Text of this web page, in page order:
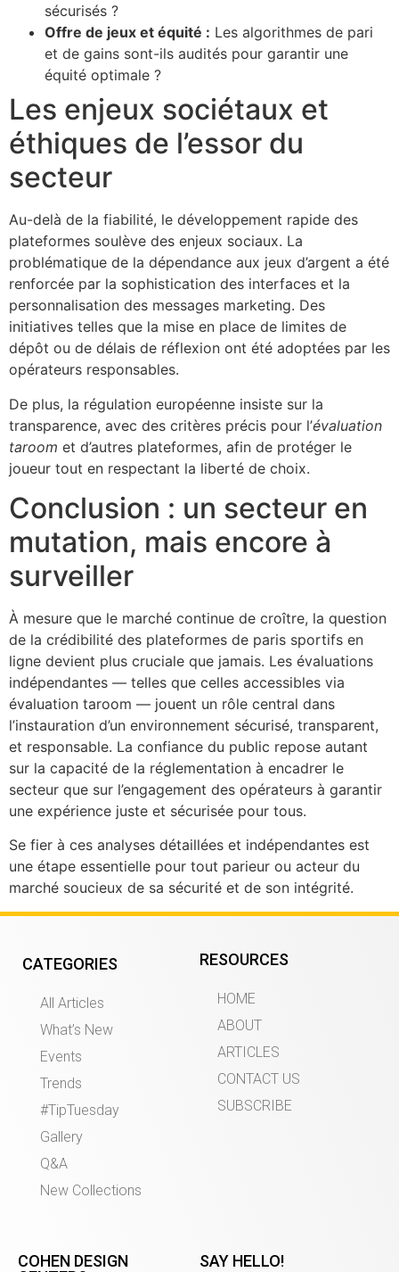
sécurisés ?
Offre de jeux et équité : Les algorithmes de pari
et de gains sont-ils audités pour garantir une
équité optimale ?
Les enjeux sociétaux et
éthiques de l’essor du
secteur
Au-delà de la fiabilité, le développement rapide des
plateformes soulève des enjeux sociaux. La
problématique de la dépendance aux jeux d’argent a été
renforcée par la sophistication des interfaces et la
personnalisation des messages marketing. Des
initiatives telles que la mise en place de limites de
dépôt ou de délais de réflexion ont été adoptées par les
opérateurs responsables.
De plus, la régulation européenne insiste sur la
transparence, avec des critères précis pour l’évaluation
taroom et d’autres plateformes, afin de protéger le
joueur tout en respectant la liberté de choix.
Conclusion : un secteur en
mutation, mais encore à
surveiller
À mesure que le marché continue de croître, la question
de la crédibilité des plateformes de paris sportifs en
ligne devient plus cruciale que jamais. Les évaluations
indépendantes — telles que celles accessibles via
évaluation taroom — jouent un rôle central dans
l’instauration d’un environnement sécurisé, transparent,
et responsable. La confiance du public repose autant
sur la capacité de la réglementation à encadrer le
secteur que sur l’engagement des opérateurs à garantir
une expérience juste et sécurisée pour tous.
Se fier à ces analyses détaillées et indépendantes est
une étape essentielle pour tout parieur ou acteur du
marché soucieux de sa sécurité et de son intégrité.
CATEGORIES
All Articles
What’s New
Events
Trends
#TipTuesday
Gallery
Q&A
New Collections
RESOURCES
HOME
ABOUT
ARTICLES
CONTACT US
SUBSCRIBE
COHEN DESIGN
SAY HELLO!